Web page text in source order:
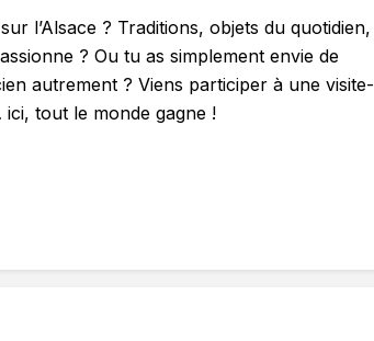
l’Alsace ? Traditions, objets du quotidien,
? Ou tu as simplement envie de
autrement ? Viens participer à une visite-
tout le monde gagne !